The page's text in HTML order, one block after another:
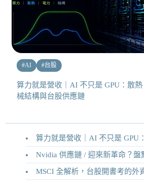
#AI #台股
算力就是營收｜AI 不只是 GPU：散
械結構與台股供應鏈
算力就是營收｜AI 不只是 GPU：散熱、電力、
Nvidia 供應鏈 / 迎來新革命？盤點值得關注
MSCI 全解析，台股開書考的外資行情，下次